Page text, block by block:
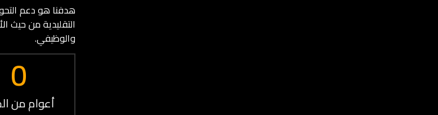
هدفنا هو دعم
التقليدية من حيث
والوظيفي.
أعوام من
0